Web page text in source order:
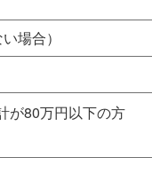
場合）
が80万円以下の方